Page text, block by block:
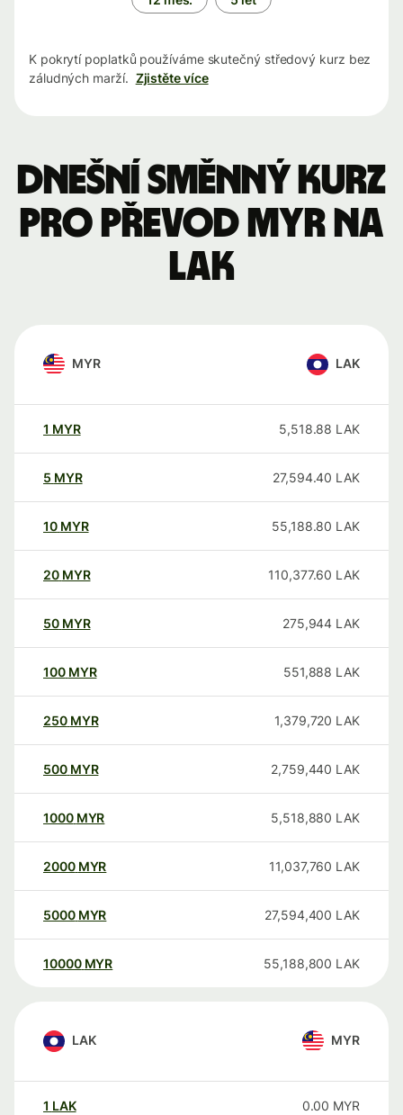
K pokrytí poplatků používáme skutečný středový kurz bez
záludných marží. Zjistěte více
Dnešní směnný kurz
pro převod MYR na
LAK
MYR LAK
1 MYR 5,518.88 LAK
5 MYR 27,594.40 LAK
10 MYR 55,188.80 LAK
20 MYR 110,377.60 LAK
50 MYR 275,944 LAK
100 MYR 551,888 LAK
250 MYR 1,379,720 LAK
500 MYR 2,759,440 LAK
1000 MYR 5,518,880 LAK
2000 MYR 11,037,760 LAK
5000 MYR 27,594,400 LAK
10000 MYR 55,188,800 LAK
LAK MYR
1 LAK 0.00 MYR